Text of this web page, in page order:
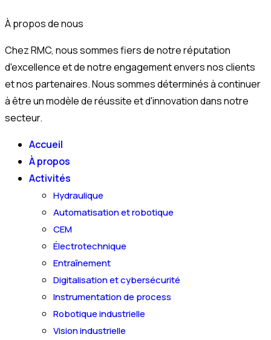
À propos de nous
Chez RMC, nous sommes fiers de notre réputation
d'excellence et de notre engagement envers nos clients
et nos partenaires. Nous sommes déterminés à continuer
à être un modèle de réussite et d'innovation dans notre
secteur.
Accueil
À propos
Activités
Hydraulique
Automatisation et robotique
CEM
Électrotechnique
Entraînement
Digitalisation et cybersécurité
Instrumentation de process
Robotique industrielle
Vision industrielle